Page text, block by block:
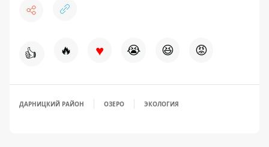
👍 🔥 ♥ 😭 😆 😡
ДАРНИЦКИЙ РАЙОН ОЗЕРО ЭКОЛОГИЯ